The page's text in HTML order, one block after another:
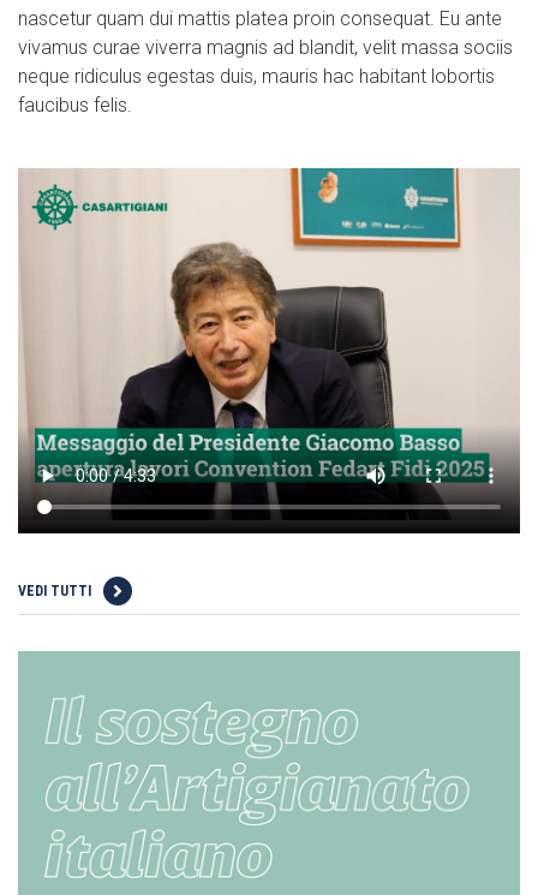
nascetur quam dui mattis platea proin consequat. Eu ante
vivamus curae viverra magnis ad blandit, velit massa sociis
neque ridiculus egestas duis, mauris hac habitant lobortis
faucibus felis.
VEDI TUTTI